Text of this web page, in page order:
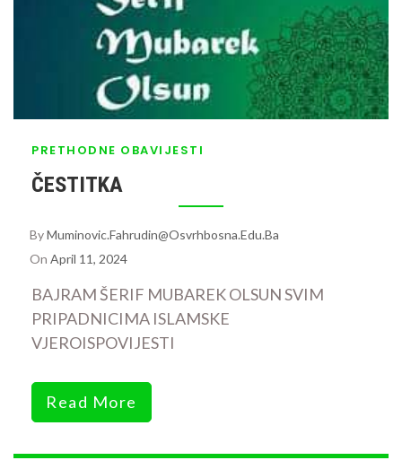
PRETHODNE OBAVIJESTI
ČESTITKA
ByMuminovic.fahrudin@osvrhbosna.edu.ba
On April 11, 2024
BAJRAM ŠERIF MUBAREK OLSUN SVIM
PRIPADNICIMA ISLAMSKE
VJEROISPOVIJESTI
Read More